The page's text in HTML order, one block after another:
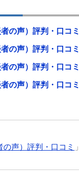
の声）評判・口コミ
の声）評判・口コミ
の声）評判・口コミ
の声）評判・口コミ
声）評判・口コミ 」